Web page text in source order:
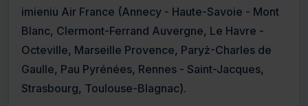
imieniu Air France (Annecy - Haute-Savoie - Mont
Blanc, Clermont-Ferrand Auvergne, Le Havre -
Octeville, Marseille Provence, Paryż-Charles de
Gaulle, Pau Pyrénées, Rennes - Saint-Jacques,
Strasbourg, Toulouse-Blagnac).